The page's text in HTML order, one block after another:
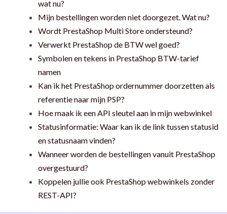
wat nu?
Mijn bestellingen worden niet doorgezet. Wat nu?
Wordt PrestaShop Multi Store ondersteund?
Verwerkt PrestaShop de BTW wel goed?
Symbolen en tekens in PrestaShop BTW-tarief
namen
Kan ik het PrestaShop ordernummer doorzetten als
referentie naar mijn PSP?
Hoe maak ik een API sleutel aan in mijn webwinkel
Statusinformatie: Waar kan ik de link tussen statusid
en statusnaam vinden?
Wanneer worden de bestellingen vanuit PrestaShop
overgestuurd?
Koppelen jullie ook PrestaShop webwinkels zonder
REST-API?